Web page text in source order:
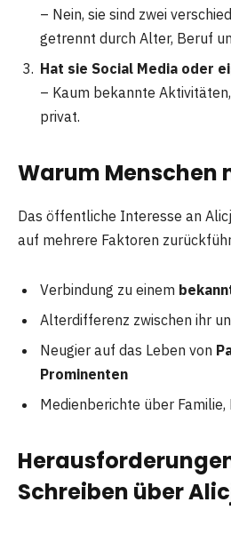
– Nein, sie sind zwei
getrennt durch Alter, Beruf
Hat sie Social Media oder
– Kaum bekannte
privat.
Warum Menschen
Das öffentliche Interesse an
auf mehrere Faktoren
Verbindung zu einem
Alterdifferenz zwischen ihr
Neugier auf das Leben von
Prominenten
Medienberichte über
Schreiben über